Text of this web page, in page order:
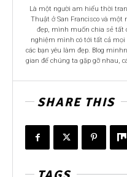
Là một người am hiểu thời
Thuật ở San Francisco và một
đẹp, mình muốn chia sẻ tất
nghiệm mình có tới tất cả mọi
các bạn yêu làm đẹp. Blog
gian để chúng ta gặp gỡ nhau,
SHARE THIS